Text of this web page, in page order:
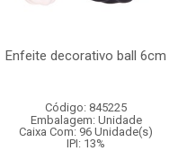
Enfeite decorativo ball 6cm
Código: 845225
Embalagem: Unidade
Caixa Com: 96 Unidade(s)
IPI: 13%